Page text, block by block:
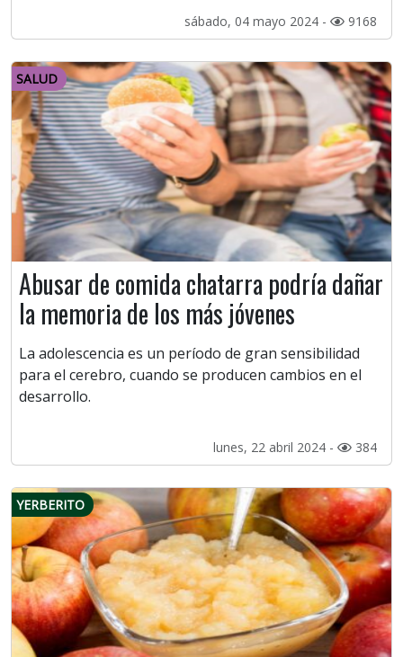
sábado, 04 mayo 2024 - 9168
SALUD
Abusar de comida chatarra podría dañar
la memoria de los más jóvenes
La adolescencia es un período de gran sensibilidad
para el cerebro, cuando se producen cambios en el
desarrollo.
lunes, 22 abril 2024 - 384
YERBERITO